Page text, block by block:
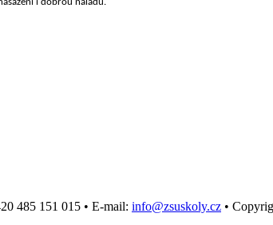
485 151 015 • E-mail: info@zsuskoly.cz •